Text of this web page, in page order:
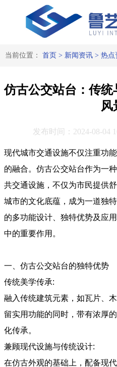
当前位置： 首页 > 新闻资讯> 热点
仿古公交站台：传
风
发布时间：2024-08-04
现代城市交通设施不仅注重功
的融合。仿古公交站台作为一
共交通设施，不仅为市民提供
城市的文化底蕴，成为一道独
的多功能设计、独特优势及应
中的重要作用。
一、仿古公交站台的独特优势
传统美学传承:
融入传统建筑元素，如瓦片、
留实用功能的同时，带有浓厚
化传承。
兼顾现代设施与传统设计:
在仿古外观的基础上，配备现